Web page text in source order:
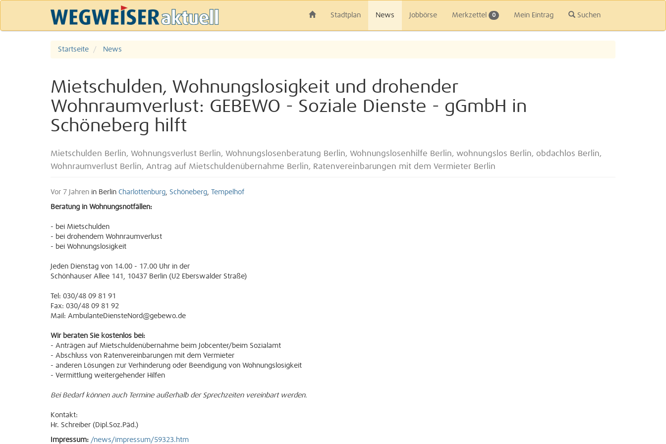
Stadtplan News Jobbörse Merkzettel 0 Mein Eintrag Suchen
Startseite News
Mietschulden, Wohnungslosigkeit und drohender
Wohnraumverlust: GEBEWO - Soziale Dienste - gGmbH in
Schöneberg hilft
Mietschulden Berlin, Wohnungsverlust Berlin, Wohnungslosenberatung Berlin, Wohnungslosenhilfe Berlin, wohnungslos Berlin, obdachlos Berlin,
Wohnraumverlust Berlin, Antrag auf Mietschuldenübernahme Berlin, Ratenvereinbarungen mit dem Vermieter Berlin
Vor 7 Jahren in Berlin Charlottenburg, Schöneberg, Tempelhof
Beratung in Wohnungsnotfällen:
- bei Mietschulden
- bei drohendem Wohnraumverlust
- bei Wohnungslosigkeit
Jeden Dienstag von 14.00 - 17.00 Uhr in der
Schönhauser Allee 141, 10437 Berlin (U2 Eberswalder Straße)
Tel: 030/48 09 81 91
Fax: 030/48 09 81 92
Mail: AmbulanteDiensteNord@gebewo.de
Wir beraten Sie kostenlos bei:
- Anträgen auf Mietschuldenübernahme beim Jobcenter/beim Sozialamt
- Abschluss von Ratenvereinbarungen mit dem Vermieter
- anderen Lösungen zur Verhinderung oder Beendigung von Wohnungslosigkeit
- Vermittlung weitergehender Hilfen
Bei Bedarf können auch Termine außerhalb der Sprechzeiten vereinbart werden.
Kontakt:
Hr. Schreiber (Dipl.Soz.Päd.)
Impressum: /news/impressum/59323.htm